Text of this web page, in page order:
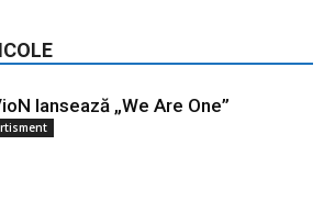
lansează „We Are One”